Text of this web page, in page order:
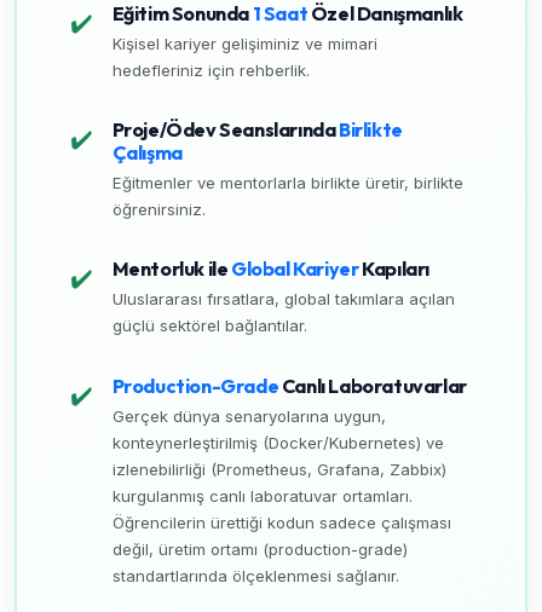
✔️ Eğitim Sonunda 1 Saat Özel Danışmanlık
Kişisel kariyer gelişiminiz ve mimari
hedefleriniz için rehberlik.
✔️ Proje/Ödev SeanslarındaBirlikte
Çalışma
Eğitmenler ve mentorlarla birlikte üretir, birlikte
öğrenirsiniz.
✔️ Mentorluk ile Global KariyerKapıları
Uluslararası fırsatlara, global takımlara açılan
güçlü sektörel bağlantılar.
✔️ Production-Grade Canlı Laboratuvarlar
Gerçek dünya senaryolarına uygun,
konteynerleştirilmiş (Docker/Kubernetes) ve
izlenebilirliği (Prometheus, Grafana, Zabbix)
kurgulanmış canlı laboratuvar ortamları.
Öğrencilerin ürettiği kodun sadece çalışması
değil, üretim ortamı (production-grade)
standartlarında ölçeklenmesi sağlanır.